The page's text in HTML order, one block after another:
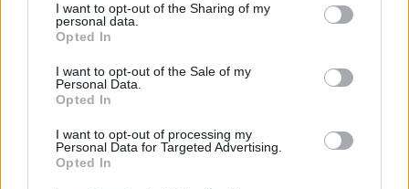
not limited to your visit or usage behaviour. You may click to
grant or deny consent to Google and its third-party tags to
use your data for below specified purposes in below Google
consent section.
I want to opt-out of the Sharing of my
personal data.
Opted In
I want to opt-out of the Sale of my
Personal Data.
Opted In
I want to opt-out of processing my
Personal Data for Targeted Advertising.
Opted In
Beatrice Beretta
Beatrice Beretta, basata a Bologna, annotò
portico di San Luca: da allora coordina
rubriche sui viaggi urbani. In redazione
porta con sé una mappa tascabile dei vicoli
bolognesi come talismano professionale.